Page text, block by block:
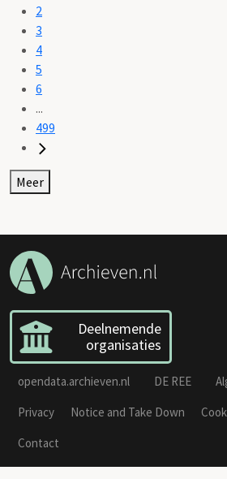
2
3
4
5
6
...
499
Meer
Deelnemende
organisaties
opendata.archieven.nl DE REE
Privacy
Notice and Take Down
Contact